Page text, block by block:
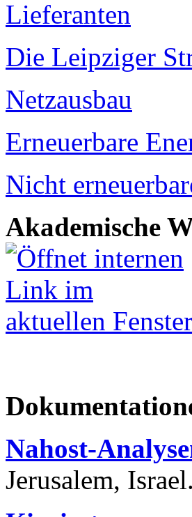
Lieferanten
Die Leipziger
Netzausbau
Erneuerbare
Nicht
Akademische
Nahost-
Jerusalem, Israel.